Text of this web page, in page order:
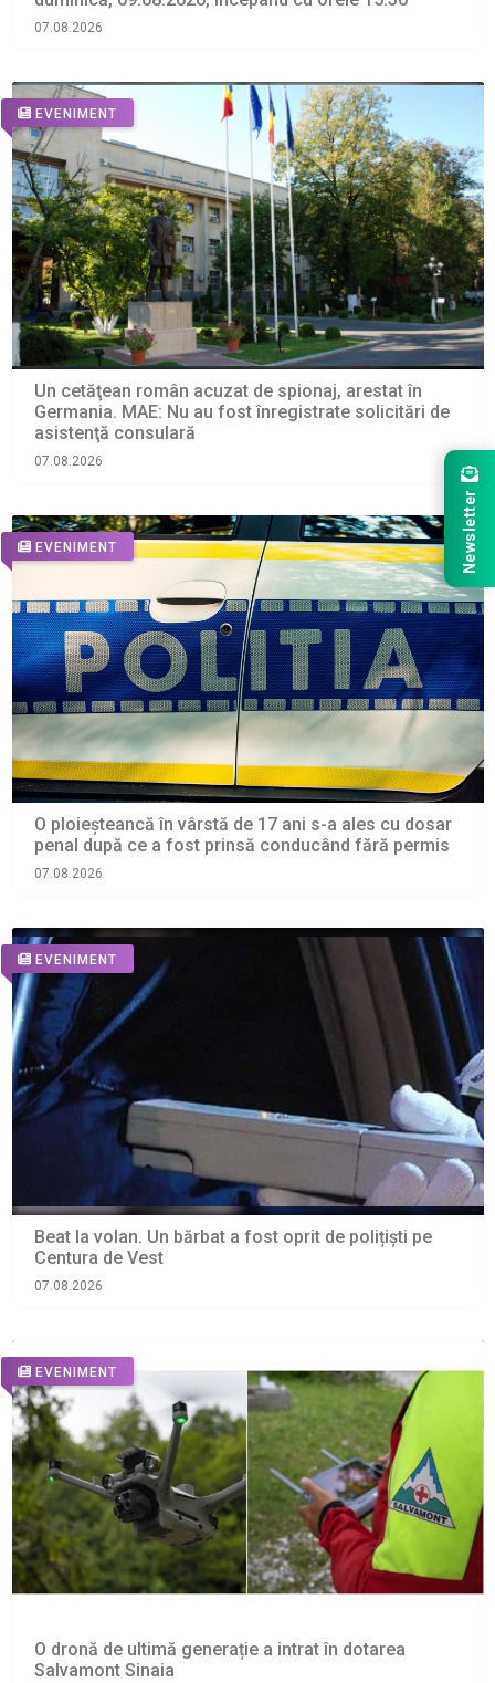
07.08.2026
EVENIMENT
Un cetăţean român acuzat de spionaj, arestat în
Germania. MAE: Nu au fost înregistrate solicitări de
asistenţă consulară
07.08.2026
EVENIMENT
O ploieșteancă în vârstă de 17 ani s-a ales cu dosar
penal după ce a fost prinsă conducând fără permis
07.08.2026
EVENIMENT
Beat la volan. Un bărbat a fost oprit de polițiști pe
Centura de Vest
07.08.2026
EVENIMENT
O dronă de ultimă generație a intrat în dotarea
Salvamont Sinaia
Newsletter